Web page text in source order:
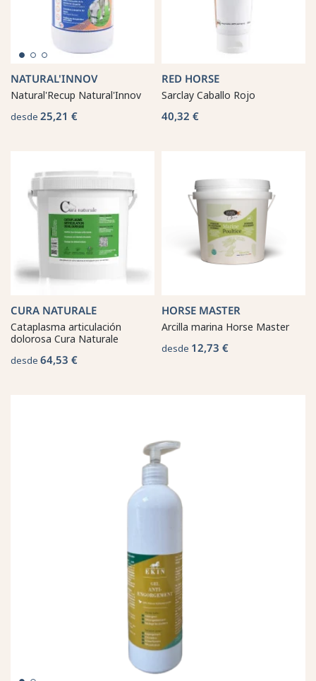
NATURAL'INNOV
Natural'Recup Natural'Innov
desde 25,21 €
RED HORSE
Sarclay Caballo Rojo
40,32 €
CURA NATURALE
Cataplasma articulación
dolorosa Cura Naturale
desde 64,53 €
HORSE MASTER
Arcilla marina Horse Master
desde 12,73 €